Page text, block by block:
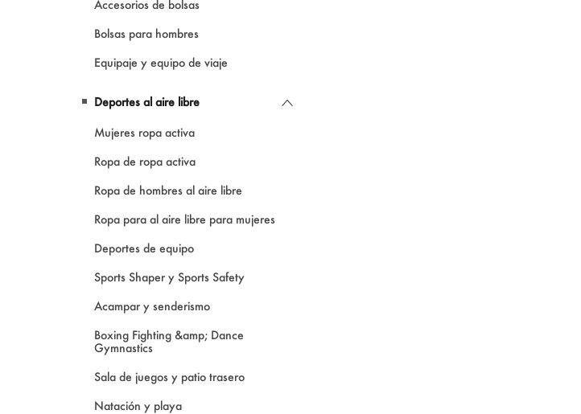
Accesorios de bolsas
Bolsas para hombres
Equipaje y equipo de viaje
Deportes al aire libre
Mujeres ropa activa
Ropa de ropa activa
Ropa de hombres al aire libre
Ropa para al aire libre para mujeres
Deportes de equipo
Sports Shaper y Sports Safety
Acampar y senderismo
Boxing Fighting &amp; Dance
Gymnastics
Sala de juegos y patio trasero
Natación y playa